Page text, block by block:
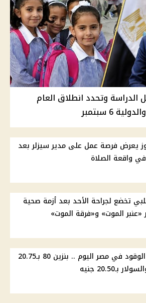
الدراسة وتحدد انطلاق العام
يعرض فرصة عمل على مدير سيزلر بعد
واقعة الصلاة
تخضع لجراحة الأحد بعد أزمة صحية
«عنبر الموت» و«فرقة الموت»
أسعار الوقود في مصر اليوم .. بنزين 80 بـ20.75
بـ20.50 جنيه